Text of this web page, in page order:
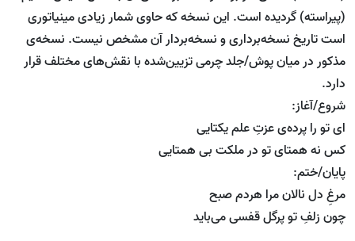
(پیراسته) گردیده است. این نسخه که حاوی شمار زیادی مینیاتوری
است تاریخ نسخه‌برداری و نسخه‌بردار آن مشخص نیست. نسخه‌ی
مذکور در میان پوش/جلد چرمی تزیین‌شده با نقش‌های مختلف قرار
دارد.
شروع/آغاز:
ای تو را پرده‌ی عزتِ علم یکتایی
کس نه همتای تو در ملکت بی همتایی
پایان/ختم:
مرغِ دل نالان مرا هردم صبح
چون زلفِ تو پرگل قفسی می‌باید